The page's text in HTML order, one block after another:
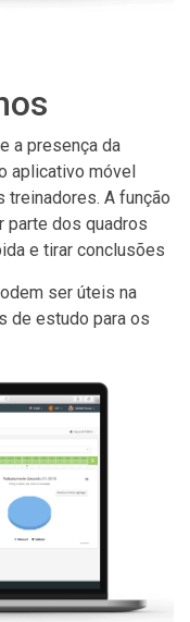
a presença da
aplicativo móvel
A função
parte dos quadros
e tirar conclusões
ser úteis na
de estudo para os